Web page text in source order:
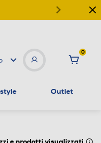
0
Outlet